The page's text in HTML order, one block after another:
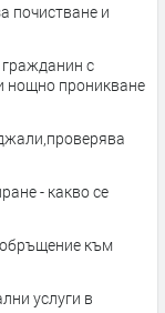
почистване и
гражданин с
нощно проникване
- какво се
към
услуги в